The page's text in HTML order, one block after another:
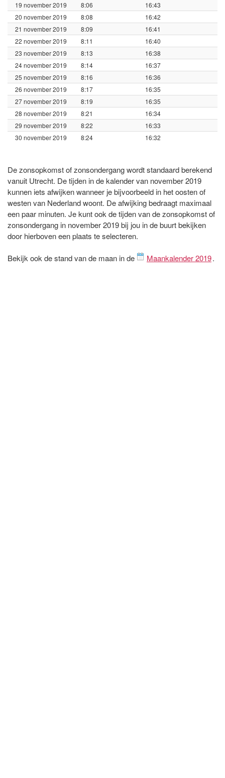
19 november 2019 8:06
16:43
20 november 2019
8:08
16:42
21 november 2019
8:09
16:41
22 november 2019
8:11
16:40
23 november 2019
8:13
16:38
24 november 2019
8:14
16:37
25 november 2019
8:16
16:36
26 november 2019
8:17
16:35
27 november 2019
8:19
16:35
28 november 2019
8:21
16:34
29 november 2019
8:22
16:33
30 november 2019
8:24 16:32
De zonsopkomst of zonsondergang wordt standaard berekend
vanuit Utrecht. De tijden in de kalender van november 2019
kunnen iets afwijken wanneer je bijvoorbeeld in het oosten of
westen van Nederland woont. De afwijking bedraagt maximaal
een paar minuten. Je kunt ook de tijden van de zonsopkomst of
zonsondergang in november 2019 bij jou in de buurt bekijken
door hierboven een plaats te selecteren.
Bekijk ook de stand van de maan in de Maankalender 2019.